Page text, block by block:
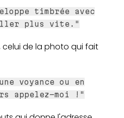
timbrée avec
plus vite."
celui de la photo qui fait
voyance ou en
appelez-moi !"